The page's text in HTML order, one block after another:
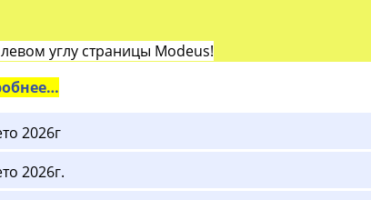
углу страницы Modeus!
2026г
2026г.